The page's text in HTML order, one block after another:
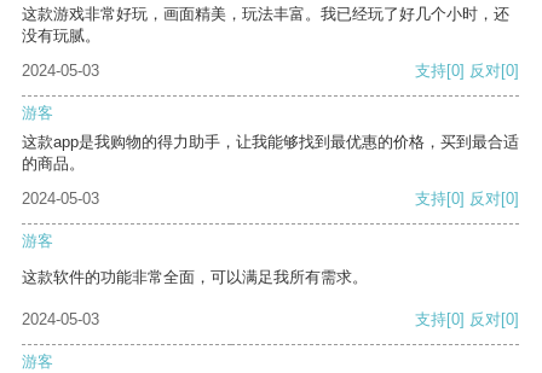
这款游戏非常好玩，画面精美，玩法丰富。我已经玩了好几个小时，还
没有玩腻。
2024-05-03
支持[0] 反对[0]
游客
这款app是我购物的得力助手，让我能够找到最优惠的价格，买到最合适
的商品。
2024-05-03
支持[0] 反对[0]
游客
这款软件的功能非常全面，可以满足我所有需求。
2024-05-03 支持[0] 反对[0]
游客